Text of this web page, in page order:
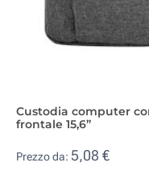
Custodia computer
frontale 15,6”
Prezzo da: 5,08 €